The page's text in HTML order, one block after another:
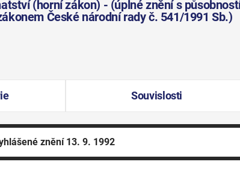
(horní zákon) - (úplné znění s
České národní rady č. 541/1991 Sb.)
Souvislosti
znění13. 9. 1992